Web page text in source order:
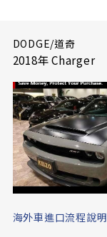
DODGE/道奇
2018年 Charger
海外車進口流程說明